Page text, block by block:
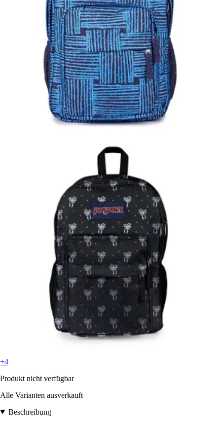
+4
Produkt nicht verfügbar
Alle Varianten ausverkauft
Beschreibung